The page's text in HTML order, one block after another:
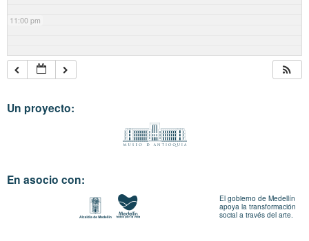
11:00 pm
Un proyecto:
En asocio con:
El gobierno de Medellín
apoya la transformación
social a través del arte.